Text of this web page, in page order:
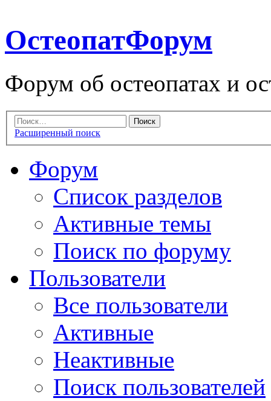
ОстеопатФорум
Форум об остеопатах и
Расширенный поиск
Форум
Список разделов
Активные темы
Поиск по форуму
Пользователи
Все пользователи
Активные
Неактивные
Поиск пользователей